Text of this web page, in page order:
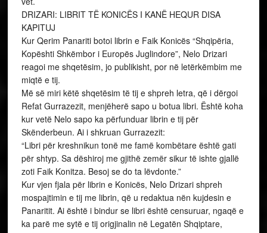
DRIZARI: LIBRIT TË KONICËS I KANË HEQUR DISA
KAPITUJ
Kur Qerim Panariti botoi librin e Faik Konicës “Shqipëria,
Kopështi Shkëmbor i Europës Juglindore”, Nelo Drizari
reagoi me shqetësim, jo publikisht, por në letërkëmbim me
miqtë e tij.
Më së miri këtë shqetësim të tij e shpreh letra, që i dërgoi
Refat Gurrazezit, menjëherë sapo u botua libri. Është koha
kur vetë Nelo sapo ka përfunduar librin e tij për
Skënderbeun. Ai i shkruan Gurrazezit:
“Libri për kreshnikun tonë me famë kombëtare është gati
për shtyp. Sa dëshiroj me gjithë zemër sikur të ishte gjallë
zoti Faik Konitza. Besoj se do ta lëvdonte.”
Kur vjen fjala për librin e Konicës, Nelo Drizari shpreh
mospajtimin e tij me librin, që u redaktua nën kujdesin e
Panaritit. Ai është i bindur se libri është censuruar, ngaqë e
ka parë me sytë e tij origjinalin në Legatën Shqiptare,